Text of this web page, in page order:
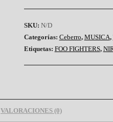
SKU: N/D
Categorías: Ceberro, MUSICA,
Etiquetas: FOO FIGHTERS,
VALORACIONES (0)